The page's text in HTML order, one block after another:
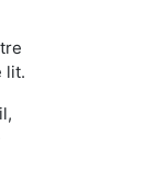
lit.